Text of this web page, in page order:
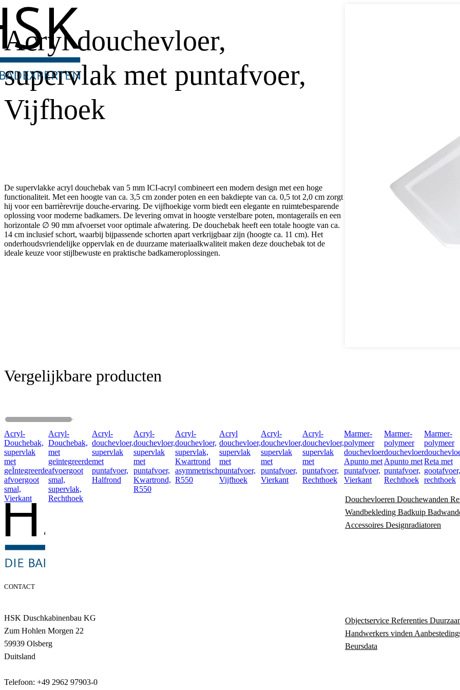
Acryl douchevloer,
supervlak met puntafvoer,
Vijfhoek
De supervlakke acryl douchebak van 5 mm ICI-acryl combineert een modern design met een hoge
functionaliteit. Met een hoogte van ca. 3,5 cm zonder poten en een bakdiepte van ca. 0,5 tot 2,0 cm zorgt
hij voor een barrièrevrije douche-ervaring. De vijfhoekige vorm biedt een elegante en ruimtebesparende
oplossing voor moderne badkamers. De levering omvat in hoogte verstelbare poten, montagerails en een
horizontale ∅ 90 mm afvoerset voor optimale afwatering. De douchebak heeft een totale hoogte van ca.
14 cm inclusief schort, waarbij bijpassende schorten apart verkrijgbaar zijn (hoogte ca. 11 cm). Het
onderhoudsvriendelijke oppervlak en de duurzame materiaalkwaliteit maken deze douchebak tot de
ideale keuze voor stijlbewuste en praktische badkameroplossingen.
Vergelijkbare producten
Acryl-
Douchebak,
supervlak
met
geÏntegreerde
afvoergoot
smal,
Vierkant
Acryl-
Douchebak,
met
geïntegreerde
afvoergoot
smal,
supervlak,
Rechthoek
Acryl-
douchevloer,
supervlak
met
puntafvoer,
Halfrond
Acryl-
douchevloer,
supervlak
met
puntafvoer,
Kwartrond,
R550
Acryl-
douchevloer,
supervlak,
Kwartrond
asymmetrisch
R550
Acryl
douchevloer,
supervlak
met
puntafvoer,
Vijfhoek
Acryl-
douchevloer,
supervlak
met
puntafvoer,
Vierkant
Acryl-
douchevloer,
supervlak
met
puntafvoer,
Rechthoek
Marmer-
polymeer
douchevloer
Apunto met
puntafvoer,
Vierkant
Marmer-
polymeer
douchevloer
Apunto met
puntafvoer,
Rechthoek
Marmer-
polymeer
Reta met
gootafvoer,
rechthoek
CONTACT
HSK Duschkabinenbau KG
Zum Hohlen Morgen 22
59939 Olsberg
Duitsland
Telefoon: +49 2962 97903-0
Douchevloeren Douchewanden
Wandbekleding Badkuip
Accessoires Designradiatoren
Objectservice Referenties
Handwerkers vinden
Beursdata